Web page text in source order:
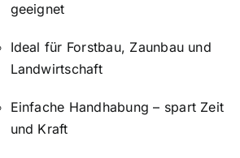
geeignet
Ideal für Forstbau, Zaunbau und
Landwirtschaft
Einfache Handhabung – spart Zeit
und Kraft